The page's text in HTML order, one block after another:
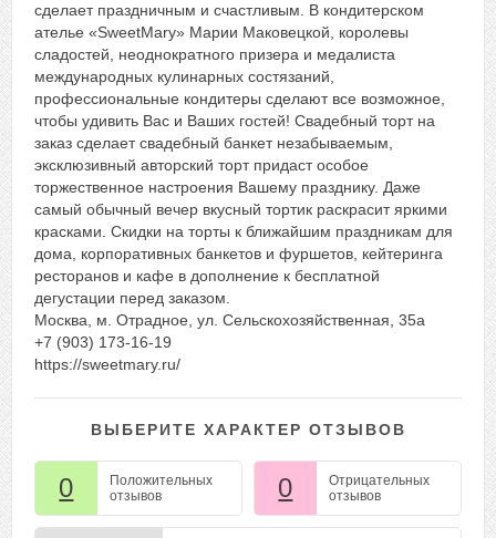
сделает праздничным и счастливым. В кондитерском
ателье «SweetMary» Марии Маковецкой, королевы
сладостей, неоднократного призера и медалиста
международных кулинарных состязаний,
профессиональные кондитеры сделают все возможное,
чтобы удивить Вас и Ваших гостей! Свадебный торт на
заказ сделает свадебный банкет незабываемым,
эксклюзивный авторский торт придаст особое
торжественное настроения Вашему празднику. Даже
самый обычный вечер вкусный тортик раскрасит яркими
красками. Скидки на торты к ближайшим праздникам для
дома, корпоративных банкетов и фуршетов, кейтеринга
ресторанов и кафе в дополнение к бесплатной
дегустации перед заказом.
Москва, м. Отрадное, ул. Сельскохозяйственная, 35а
+7 (903) 173-16-19
https://sweetmary.ru/
ВЫБЕРИТЕ ХАРАКТЕР ОТЗЫВОВ
0
Положительных
отзывов
0
Отрицательных
отзывов